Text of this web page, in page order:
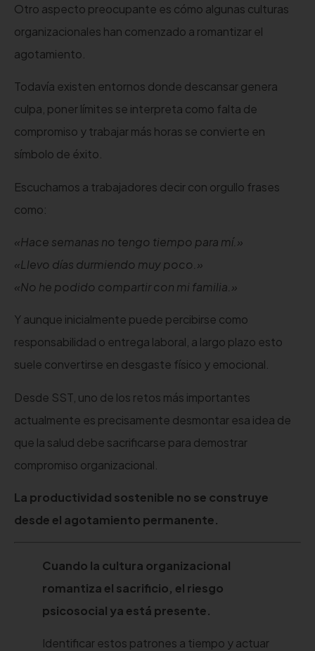
Otro aspecto preocupante es cómo algunas culturas
organizacionales han comenzado a romantizar el
agotamiento.
Todavía existen entornos donde descansar genera
culpa, poner límites se interpreta como falta de
compromiso y trabajar más horas se convierte en
símbolo de éxito.
Escuchamos a trabajadores decir con orgullo frases
como:
«Hace semanas no tengo tiempo para mí.»
«Llevo días durmiendo muy poco.»
«No he podido compartir con mi familia.»
Y aunque inicialmente puede percibirse como
responsabilidad o entrega laboral, a largo plazo esto
suele convertirse en desgaste físico y emocional.
Desde SST, uno de los retos más importantes
actualmente es precisamente desmontar esa idea de
que la salud debe sacrificarse para demostrar
compromiso organizacional.
La productividad sostenible no se construye
desde el agotamiento permanente.
Cuando la cultura organizacional
romantiza el sacrificio, el riesgo
psicosocial ya está presente.
Identificar estos patrones a tiempo y actuar